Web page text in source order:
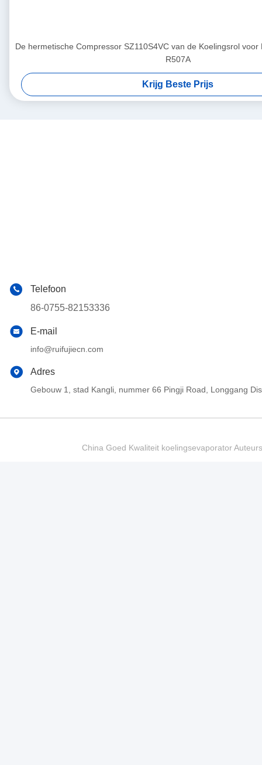
De hermetische Compressor SZ110S4VC van de Koelingsrol voor
R507A
Krijg Beste Prijs
Telefoon
86-0755-82153336
E-mail
info@ruifujiecn.com
Adres
Gebouw 1, stad Kangli, nummer 66 Pingji Road, Longgang
China Goed Kwaliteit koelingsevaporator